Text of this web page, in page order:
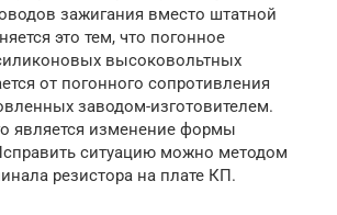
зажигания вместо штатной
это тем, что погонное
высоковольтных
от погонного сопротивления
заводом-изготовителем.
является изменение формы
ситуацию можно методом
резистора на плате КП.